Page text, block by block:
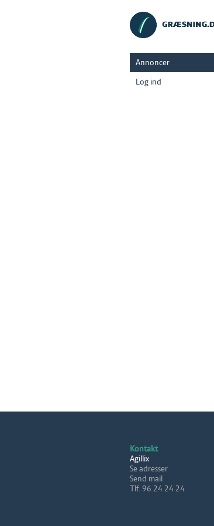
Annoncer
Log ind
Kontakt
Agillix
Se adresser
Send mail
Tlf. 96 24 24 24